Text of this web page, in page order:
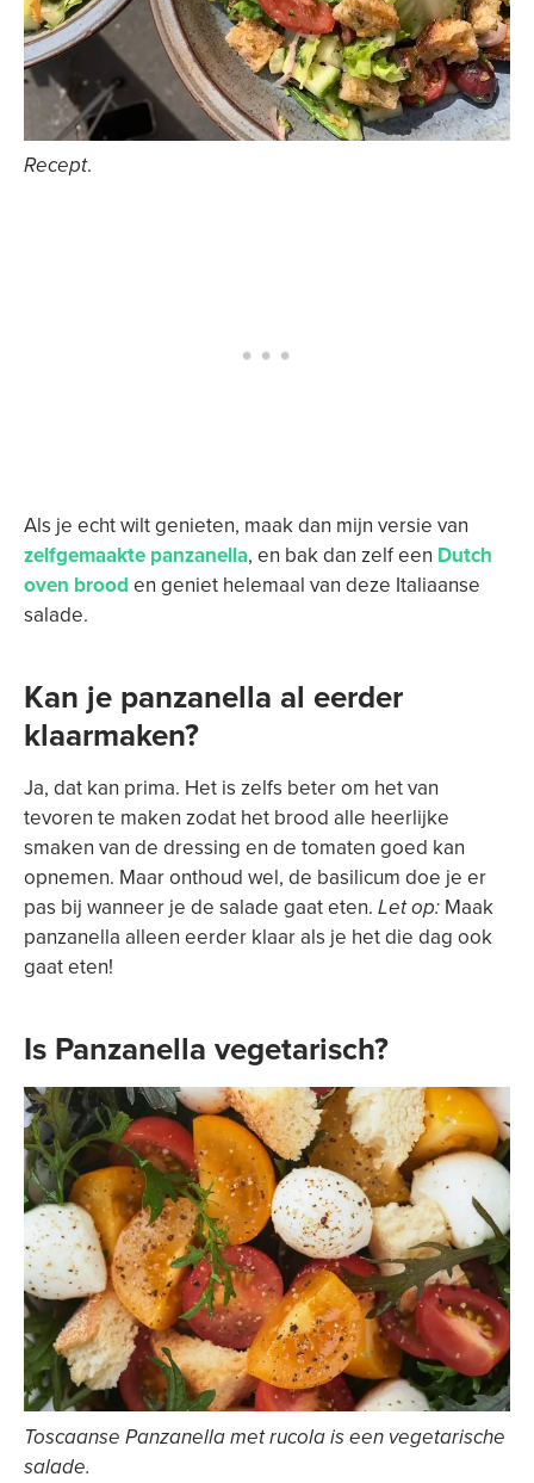
Recept.
Als je echt wilt genieten, maak dan mijn versie van
zelfgemaakte panzanella, en bak dan zelf een Dutch
oven brood en geniet helemaal van deze Italiaanse
salade.
Kan je panzanella al eerder
klaarmaken?
Ja, dat kan prima. Het is zelfs beter om het van
tevoren te maken zodat het brood alle heerlijke
smaken van de dressing en de tomaten goed kan
opnemen. Maar onthoud wel, de basilicum doe je er
pas bij wanneer je de salade gaat eten. Let op: Maak
panzanella alleen eerder klaar als je het die dag ook
gaat eten!
Is Panzanella vegetarisch?
Toscaanse Panzanella met rucola is een vegetarische
salade.